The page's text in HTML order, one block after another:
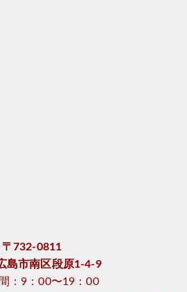
〒732-0811
島市南区段原1-4-9
：9：00〜19：00